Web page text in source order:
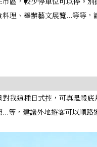
理、舉辦藝文展覽...等等
我這種日式控，可真是殺
等，建議外地遊客可以順路